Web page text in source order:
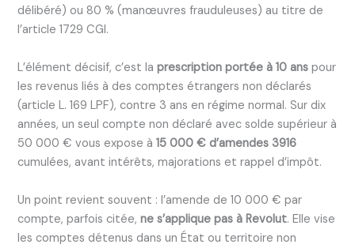
délibéré) ou 80 % (manœuvres frauduleuses) au titre de
l’article 1729 CGI.
L’élément décisif, c’est laprescription portée à 10 ans pour
les revenus liés à des comptes étrangers non déclarés
(article L. 169 LPF), contre 3 ans en régime normal. Sur dix
années, un seul compte non déclaré avec solde supérieur à
50 000 € vous expose à15 000 € d’amendes 3916
cumulées, avant intérêts, majorations et rappel d’impôt.
Un point revient souvent : l’amende de 10 000 € par
compte, parfois citée,ne s’applique pas à Revolut. Elle vise
les comptes détenus dans un État ou territoire non